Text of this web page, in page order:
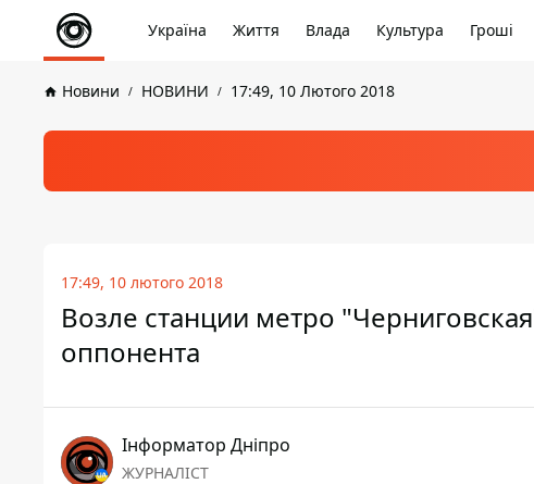
Україна Життя Влада Культура Гроші
Новини НОВИНИ 17:49, 10 Лютого 2018
17:49, 10 лютого 2018
Возле станции метро
оппонента
Інформатор Дніпро
ЖУРНАЛІСТ